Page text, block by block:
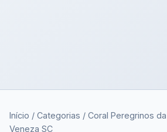
Início / Categorias / Coral Peregrinos
Veneza SC